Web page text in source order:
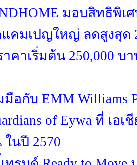
มอบสิทธิพิเ
คมเปญใหญ่ ลดสูงสุด
าคาเริ่มต้น 250,000 บ
มือกับ EMM Williams
of Eywa ที่ เอ
ในปี 2570